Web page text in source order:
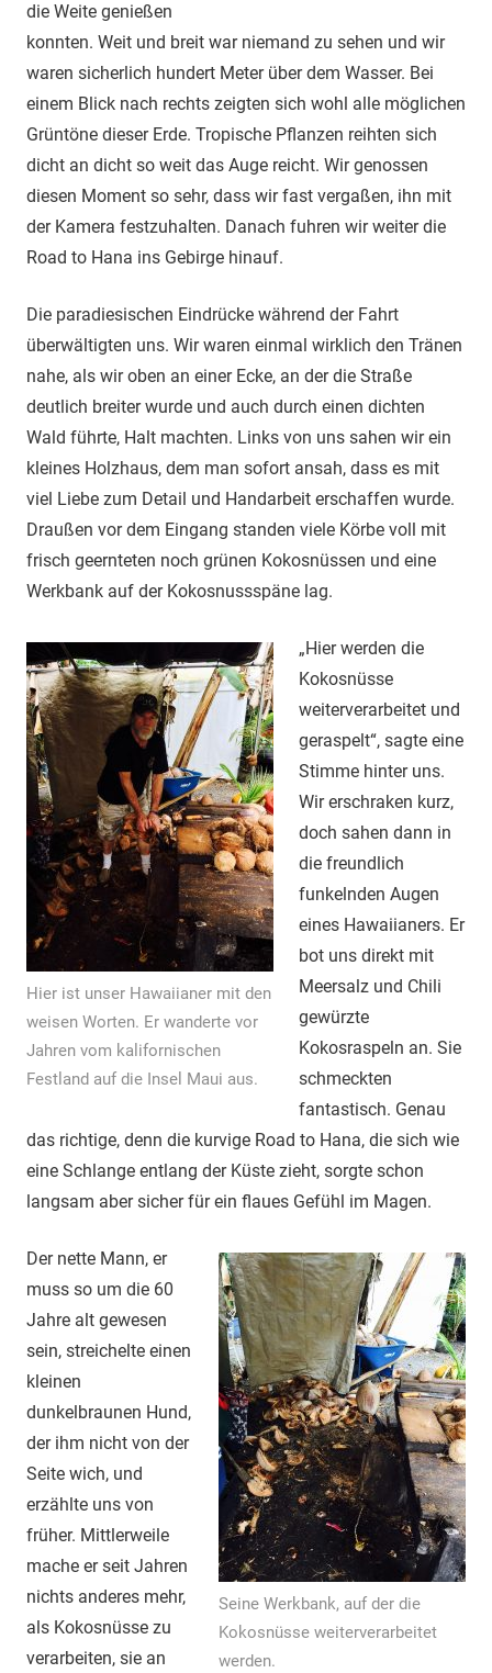
die Weite genießen
konnten. Weit und breit war niemand zu sehen und wir
waren sicherlich hundert Meter über dem Wasser. Bei
einem Blick nach rechts zeigten sich wohl alle möglichen
Grüntöne dieser Erde. Tropische Pflanzen reihten sich
dicht an dicht so weit das Auge reicht. Wir genossen
diesen Moment so sehr, dass wir fast vergaßen, ihn mit
der Kamera festzuhalten. Danach fuhren wir weiter die
Road to Hana ins Gebirge hinauf.
Die paradiesischen Eindrücke während der Fahrt
überwältigten uns. Wir waren einmal wirklich den Tränen
nahe, als wir oben an einer Ecke, an der die Straße
deutlich breiter wurde und auch durch einen dichten
Wald führte, Halt machten. Links von uns sahen wir ein
kleines Holzhaus, dem man sofort ansah, dass es mit
viel Liebe zum Detail und Handarbeit erschaffen wurde.
Draußen vor dem Eingang standen viele Körbe voll mit
frisch geernteten noch grünen Kokosnüssen und eine
Werkbank auf der Kokosnussspäne lag.
Hier ist unser Hawaiianer mit den
weisen Worten. Er wanderte vor
Jahren vom kalifornischen
Festland auf die Insel Maui aus.
„Hier werden die
Kokosnüsse
weiterverarbeitet und
geraspelt“, sagte eine
Stimme hinter uns.
Wir erschraken kurz,
doch sahen dann in
die freundlich
funkelnden Augen
eines Hawaiianers. Er
bot uns direkt mit
Meersalz und Chili
gewürzte
Kokosraspeln an. Sie
schmeckten
fantastisch. Genau
das richtige, denn die kurvige Road to Hana, die sich wie
eine Schlange entlang der Küste zieht, sorgte schon
langsam aber sicher für ein flaues Gefühl im Magen.
Seine Werkbank, auf der die
Kokosnüsse weiterverarbeitet
werden.
Der nette Mann, er
muss so um die 60
Jahre alt gewesen
sein, streichelte einen
kleinen
dunkelbraunen Hund,
der ihm nicht von der
Seite wich, und
erzählte uns von
früher. Mittlerweile
mache er seit Jahren
nichts anderes mehr,
als Kokosnüsse zu
verarbeiten, sie an